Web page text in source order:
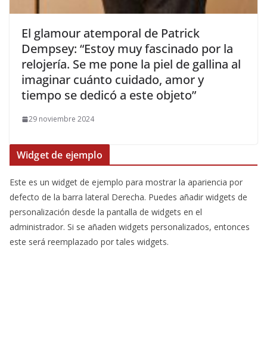
​El glamour atemporal de Patrick
Dempsey: “Estoy muy fascinado por la
relojería. Se me pone la piel de gallina al
imaginar cuánto cuidado, amor y
tiempo se dedicó a este objeto”
29 noviembre 2024
Widget de ejemplo
Este es un widget de ejemplo para mostrar la apariencia por
defecto de la barra lateral Derecha. Puedes añadir widgets de
personalización desde la pantalla de widgets en el
administrador. Si se añaden widgets personalizados, entonces
este será reemplazado por tales widgets.